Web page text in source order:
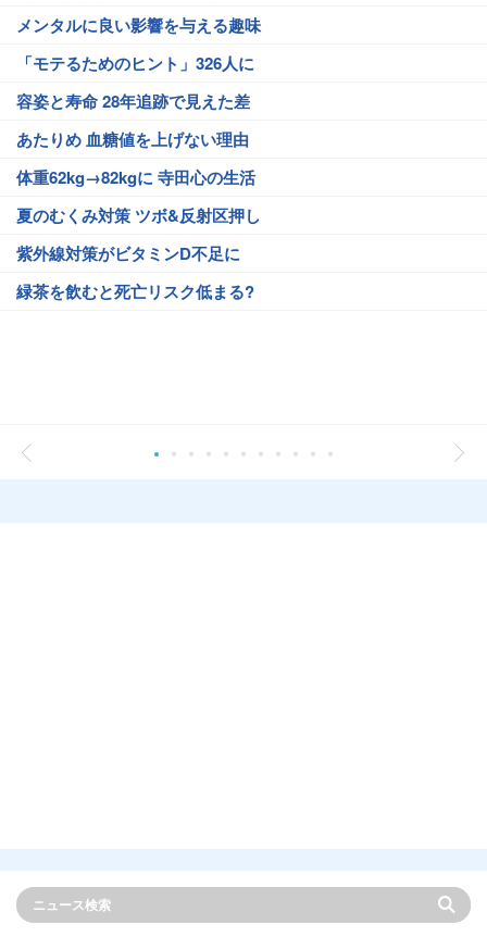
メンタルに良い影響を与える趣味
「モテるためのヒント」326人に
容姿と寿命 28年追跡で見えた差
あたりめ 血糖値を上げない理由
体重62kg→82kgに 寺田心の生活
夏のむくみ対策 ツボ&反射区押し
紫外線対策がビタミンD不足に
緑茶を飲むと死亡リスク低まる?